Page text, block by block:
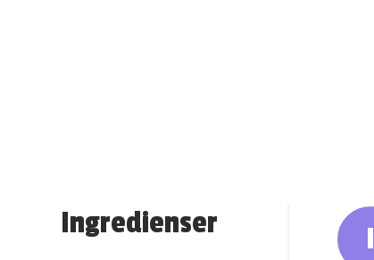
Ingredienser I